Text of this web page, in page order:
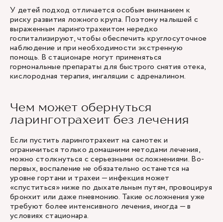
У детей подход отличается особым вниманием к
риску развития ложного крупа. Поэтому малышей с
выраженным ларинготрахеитом нередко
госпитализируют, чтобы обеспечить круглосуточное
наблюдение и при необходимости экстренную
помощь. В стационаре могут применяться
гормональные препараты для быстрого снятия отека,
кислородная терапия, ингаляции с адреналином.
Чем может обернуться
ларинготрахеит без лечения
Если пустить ларинготрахеит на самотек и
ограничиться только домашними методами лечения,
можно столкнуться с серьезными осложнениями. Во-
первых, воспаление не обязательно останется на
уровне гортани и трахеи — инфекция может
«спуститься» ниже по дыхательным путям, провоцируя
бронхит или даже пневмонию. Такие осложнения уже
требуют более интенсивного лечения, иногда — в
условиях стационара.